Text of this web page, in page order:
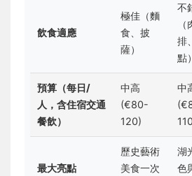
飲食適應
極佳（麵
食、披
薩）
不
（
排
點）
預算（每日/
人，含住宿交通
餐飲）
中高
(€80-
120)
中
最大亮點
歷史藝術
美食一次
湖
色